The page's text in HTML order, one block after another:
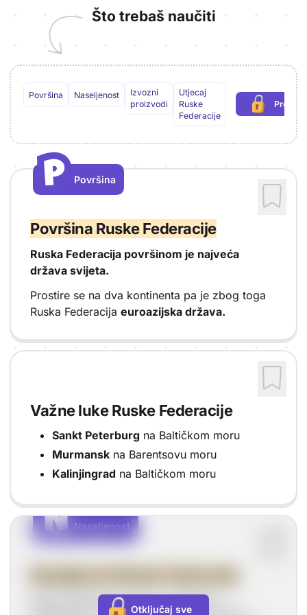
Što trebaš naučiti
Površina Naseljenost
Izvozni
proizvodi
Utjecaj
Ruske
Federacije
P
P
Površina
Površina Ruske Federacije
Ruska Federacija površinom je najveća
država svijeta.
Prostire se na dva kontinenta pa je zbog toga
Ruska Federacija euroazijska država.
Važne luke Ruske Federacije
Sankt Peterburg na Baltičkom moru
Murmansk na Barentsovu moru
Kalinjingrad na Baltičkom moru
N
N Naseljenost
Vrsta sadržaja: Naseljenost
Ruska Federacija gušće je naseljena u
Otključaj sve